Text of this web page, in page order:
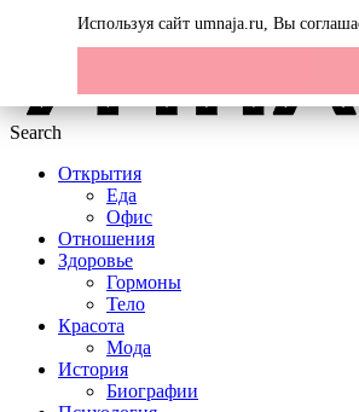
Search
Открытия
Еда
Офис
Отношения
Здоровье
Гормоны
Тело
Красота
Мода
История
Биографии
Используя сайт umnaja.ru, Вы